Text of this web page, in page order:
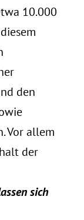
10.000
den
Vor allem
der
sich